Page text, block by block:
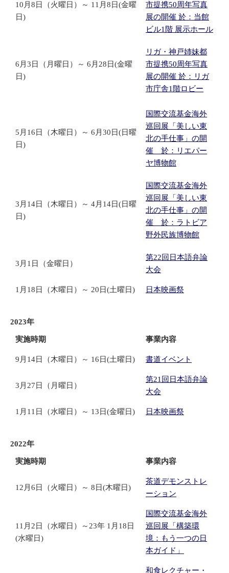
10月8日（火曜日）～ 11月8日(金曜
日)
市提携50周年写真
展の開催 於：当館
ビル1階 展示ホール
6月3日（月曜日）～ 6月28日(金曜
日)
リガ・神戸姉妹都
市提携50周年写真
展の開催 於：リガ
市庁舎1階ロビー
5月16日（木曜日）～ 6月30日(日曜
日)
国際交流基金海外
巡回展「美しい東
北の手仕事」の開
催 於：リエパー
ヤ博物館
3月14日（木曜日）～ 4月14日(日曜
日)
国際交流基金海外
巡回展「美しい東
北の手仕事」の開
催 於：ラトビア
野外民族博物館
3月1日（金曜日）
第22回日本語弁論
大会
1月18日（木曜日）～ 20日(土曜日) 日本映画祭
2023年
実施時期 事業内容
9月14日（木曜日）～ 16日(土曜日) 書道イベント
3月27日（月曜日）
第21回日本語弁論
大会
1月11日（水曜日）～ 13日(金曜日) 日本映画祭
2022年
実施時期 事業内容
12月6日（火曜日）～ 8日(木曜日)
茶道デモンストレ
ーション
11月2日（水曜日）～23年 1月18日
(水曜日)
国際交流基金海外
巡回展「構築環
境：もう一つの日
本ガイド」
和食レクチャー・